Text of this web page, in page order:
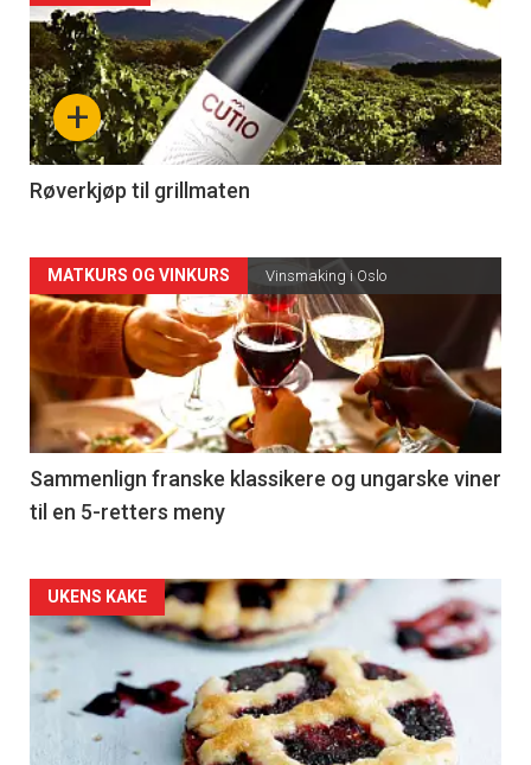
akkurat
nå
-
4
+
Røverkjøp til grillmaten
Forsiden
akkurat
nå
-
5
MATKURS OG VINKURS Vinsmaking i Oslo
Sammenlign franske klassikere og ungarske viner
til en 5-retters meny
Forsiden
akkurat
nå
UKENS KAKE